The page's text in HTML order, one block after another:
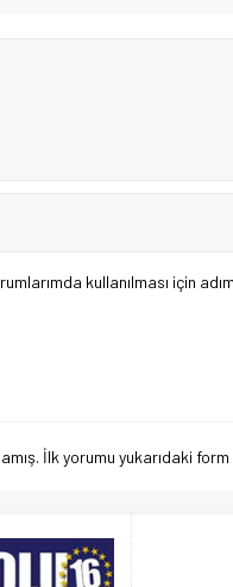
kullanılması için
İlk yorumu yukarıdaki